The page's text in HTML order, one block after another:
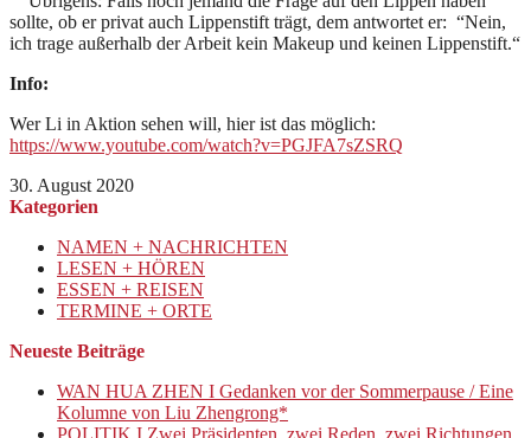
sollte, ob er privat auch Lippenstift trägt, dem antwortet er: “Nein,
ich trage außerhalb der Arbeit kein Makeup und keinen Lippenstift.“
Info:
Wer Li in Aktion sehen will, hier ist das möglich:
https://www.youtube.com/watch?v=PGJFA7sZSRQ
30. August 2020
Kategorien
NAMEN + NACHRICHTEN
LESEN + HÖREN
ESSEN + REISEN
TERMINE + ORTE
Neueste Beiträge
WAN HUA ZHEN I Gedanken vor der Sommerpause / Eine
Kolumne von Liu Zhengrong*
POLITIK I Zwei Präsidenten, zwei Reden, zwei Richtungen